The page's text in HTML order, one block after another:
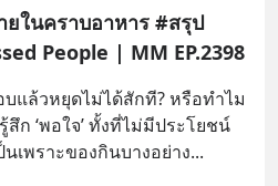
ในคราบอาหาร #สรุป
People | MM EP.2398
แล้วหยุดไม่ได้สักที? หรือทำไม
ก ‘พอใจ’ ทั้งที่ไม่มีประโยชน์
นเพราะของกินบางอย่าง...